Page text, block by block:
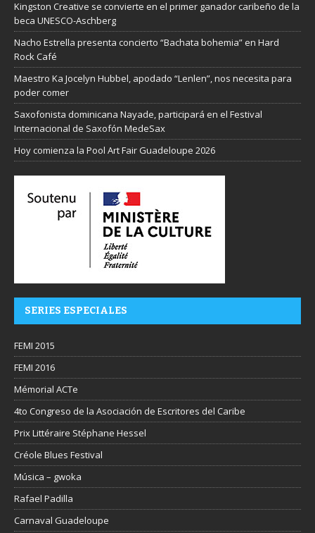
Kingston Creative se convierte en el primer ganador caribeño de la
beca UNESCO-Aschberg
Nacho Estrella presenta concierto “Bachata bohemia” en Hard
Rock Café
Maestro Ka Jocelyn Hubbel, apodado “Lenlen”, nos necesita para
poder comer
Saxofonista dominicana Nayade, participará en el Festival
Internacional de Saxofón MedeSax
Hoy comienza la Pool Art Fair Guadeloupe 2026
SERIES ESPECIALES
FEMI 2015
FEMI 2016
Mémorial ACTe
4to Congreso de la Asociación de Escritores del Caribe
Prix Littéraire Stéphane Hessel
Créole Blues Festival
Música – gwoka
Rafael Padilla
Carnaval Guadeloupe